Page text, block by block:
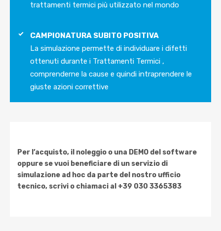
trattamenti termici più utilizzato nel mondo
CAMPIONATURA SUBITO POSITIVA
La simulazione permette di individuare i difetti
ottenuti durante i Trattamenti Termici ,
comprenderne la cause e quindi intraprendere le
giuste azioni correttive
Per l’acquisto, il noleggio o una DEMO del software
oppure se vuoi beneficiare di un servizio di
simulazione ad hoc da parte del nostro ufficio
tecnico, scrivi o chiamaci al +39 030 3365383